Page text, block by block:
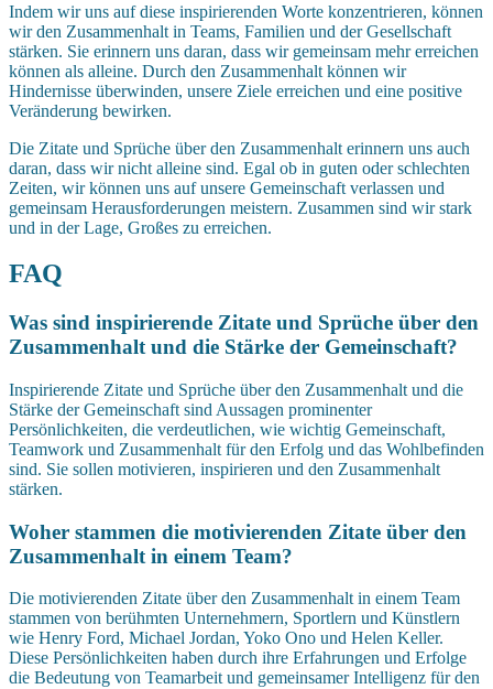
Indem wir uns auf diese inspirierenden Worte konzentrieren, können
wir den Zusammenhalt in Teams, Familien und der Gesellschaft
stärken. Sie erinnern uns daran, dass wir gemeinsam mehr erreichen
können als alleine. Durch den Zusammenhalt können wir
Hindernisse überwinden, unsere Ziele erreichen und eine positive
Veränderung bewirken.
Die Zitate und Sprüche über den Zusammenhalt erinnern uns auch
daran, dass wir nicht alleine sind. Egal ob in guten oder schlechten
Zeiten, wir können uns auf unsere Gemeinschaft verlassen und
gemeinsam Herausforderungen meistern. Zusammen sind wir stark
und in der Lage, Großes zu erreichen.
FAQ
Was sind inspirierende Zitate und Sprüche über den
Zusammenhalt und die Stärke der Gemeinschaft?
Inspirierende Zitate und Sprüche über den Zusammenhalt und die
Stärke der Gemeinschaft sind Aussagen prominenter
Persönlichkeiten, die verdeutlichen, wie wichtig Gemeinschaft,
Teamwork und Zusammenhalt für den Erfolg und das Wohlbefinden
sind. Sie sollen motivieren, inspirieren und den Zusammenhalt
stärken.
Woher stammen die motivierenden Zitate über den
Zusammenhalt in einem Team?
Die motivierenden Zitate über den Zusammenhalt in einem Team
stammen von berühmten Unternehmern, Sportlern und Künstlern
wie Henry Ford, Michael Jordan, Yoko Ono und Helen Keller.
Diese Persönlichkeiten haben durch ihre Erfahrungen und Erfolge
die Bedeutung von Teamarbeit und gemeinsamer Intelligenz für den